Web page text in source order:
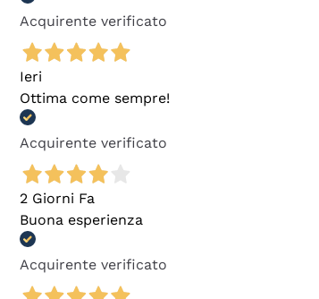
Acquirente verificato
Ieri
Ottima come sempre!
Acquirente verificato
2 Giorni Fa
Buona esperienza
Acquirente verificato